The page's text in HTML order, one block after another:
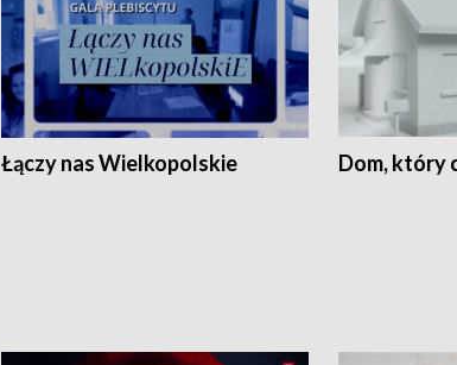
Łączy nas Wielkopolskie Dom, który